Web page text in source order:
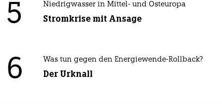
5 Niedrigwasser in Mittel- und Osteuropa
Stromkrise mit Ansage
6 Was tun gegen den Energiewende-Rollback?
Der Urknall